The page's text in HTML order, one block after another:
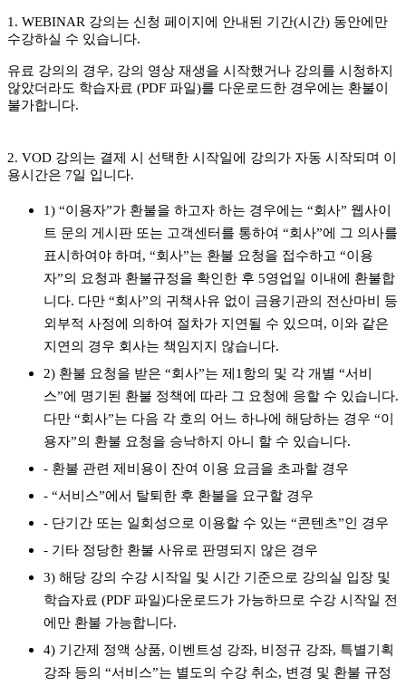
1. WEBINAR 강의는 신청 페이지에 안내된 기간(시간) 동안에만
수강하실 수 있습니다.
유료 강의의 경우, 강의 영상 재생을 시작했거나 강의를 시청하지
않았더라도 학습자료 (PDF 파일)를 다운로드한 경우에는 환불이
불가합니다.
2. VOD 강의는 결제 시 선택한 시작일에 강의가 자동 시작되며 이
용시간은 7일 입니다.
1) “이용자”가 환불을 하고자 하는 경우에는 “회사” 웹사이
트 문의 게시판 또는 고객센터를 통하여 “회사”에 그 의사를
표시하여야 하며, “회사”는 환불 요청을 접수하고 “이용
자”의 요청과 환불규정을 확인한 후 5영업일 이내에 환불합
니다. 다만 “회사”의 귀책사유 없이 금융기관의 전산마비 등
외부적 사정에 의하여 절차가 지연될 수 있으며, 이와 같은
지연의 경우 회사는 책임지지 않습니다.
2) 환불 요청을 받은 “회사”는 제1항의 및 각 개별 “서비
스”에 명기된 환불 정책에 따라 그 요청에 응할 수 있습니다.
다만 “회사”는 다음 각 호의 어느 하나에 해당하는 경우 “이
용자”의 환불 요청을 승낙하지 아니 할 수 있습니다.
- 환불 관련 제비용이 잔여 이용 요금을 초과할 경우
- “서비스”에서 탈퇴한 후 환불을 요구할 경우
- 단기간 또는 일회성으로 이용할 수 있는 “콘텐츠”인 경우
- 기타 정당한 환불 사유로 판명되지 않은 경우
3) 해당 강의 수강 시작일 및 시간 기준으로 강의실 입장 및
학습자료 (PDF 파일)다운로드가 가능하므로 수강 시작일 전
에만 환불 가능합니다.
4) 기간제 정액 상품, 이벤트성 강좌, 비정규 강좌, 특별기획
강좌 등의 “서비스”는 별도의 수강 취소, 변경 및 환불 규정